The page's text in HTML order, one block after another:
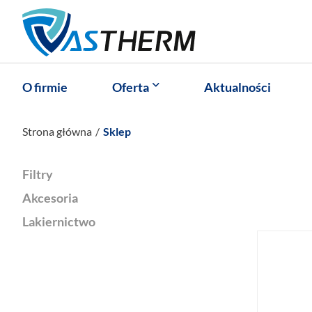
O firmie Oferta Aktualności
Strona główna Sklep
Filtry
Akcesoria
Lakiernictwo